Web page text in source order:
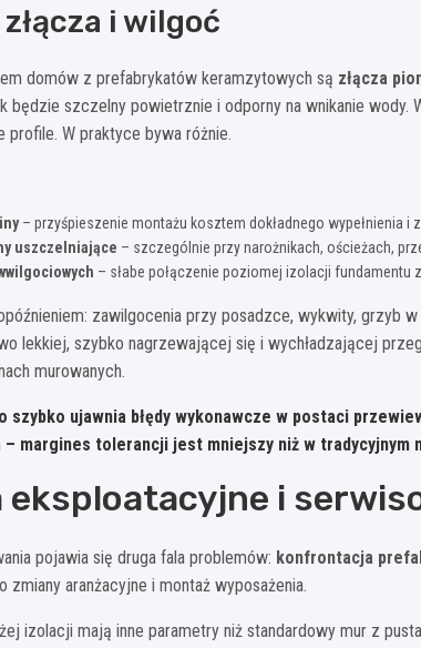
i wilgoć
domów z prefabrykatów keramzytowych są złącza
będzie szczelny powietrznie i odporny na wnikanie wody.
W praktyce bywa różnie.
– przyśpieszenie montażu kosztem dokładnego wypełnienia i
uszczelniające – szczególnie przy narożnikach, ościeżach,
– słabe połączenie poziomej izolacji fundamentu
zawilgocenia przy posadzce, wykwity, grzyb
lekkiej, szybko nagrzewającej się i wychładzającej
murowanych.
szybko ujawnia błędy wykonawcze w postaci
margines tolerancji jest mniejszy niż w tradycyjnym
eksploatacyjne i
pojawia się druga fala problemów: konfrontacja
zmiany aranżacyjne i montaż wyposażenia.
izolacji mają inne parametry niż standardowy mur z